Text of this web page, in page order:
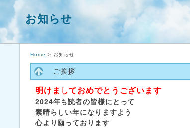
お知らせ
Home > お知らせ
ご挨拶
明けましておめでとうございます
2024年も読者の皆様にとって
素晴らしい年になりますよう
心より願っております